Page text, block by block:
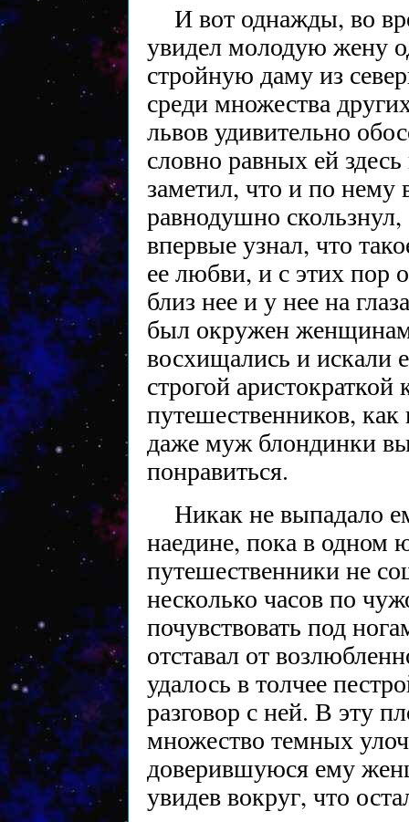
И вот однажды, во
увидел молодую жену
стройную даму из
среди множества
львов удивительно
словно равных ей
заметил, что и по нему
равнодушно
впервые узнал, что
ее любви, и с этих пор
близ нее и у нее на
был окружен
восхищались и искали
строгой аристократкой
путешественников, как
даже муж блондинки
понравиться.
Никак не выпадало
наедине, пока в одном
путешественники не
несколько часов по
почувствовать под
отставал от
удалось в толчее
разговор с ней. В эту
множество темных
доверившуюся ему
увидев вокруг, что